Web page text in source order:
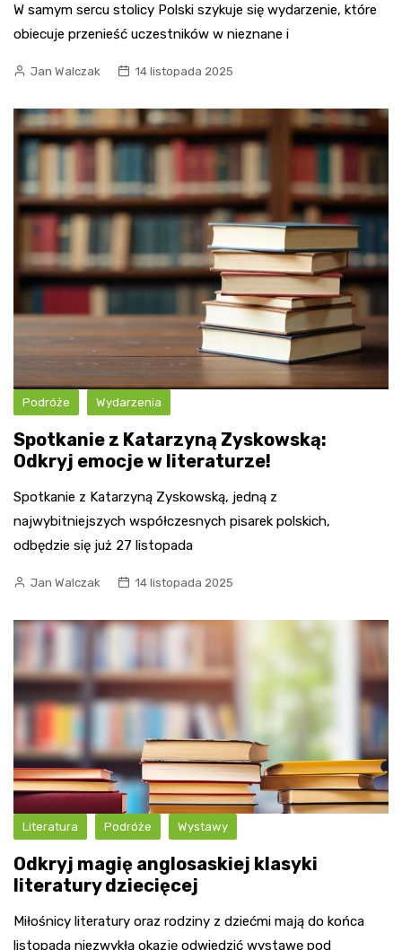
W samym sercu stolicy Polski szykuje się wydarzenie, które
obiecuje przenieść uczestników w nieznane i
Jan Walczak 14 listopada 2025
Podróże Wydarzenia
Spotkanie z Katarzyną Zyskowską:
Odkryj emocje w literaturze!
Spotkanie z Katarzyną Zyskowską, jedną z
najwybitniejszych współczesnych pisarek polskich,
odbędzie się już 27 listopada
Jan Walczak 14 listopada 2025
Literatura Podróże Wystawy
Odkryj magię anglosaskiej klasyki
literatury dziecięcej
Miłośnicy literatury oraz rodziny z dziećmi mają do końca
listopada niezwykłą okazję odwiedzić wystawę pod